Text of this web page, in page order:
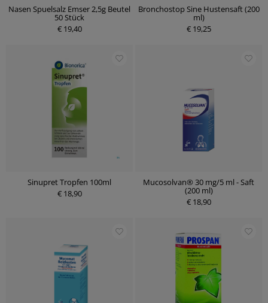
Nasen Spuelsalz Emser 2,5g Beutel
50 Stück
€ 19,40
Bronchostop Sine Hustensaft (200
ml)
€ 19,25
Sinupret Tropfen 100ml
€ 18,90
Mucosolvan® 30 mg/5 ml - Saft
(200 ml)
€ 18,90